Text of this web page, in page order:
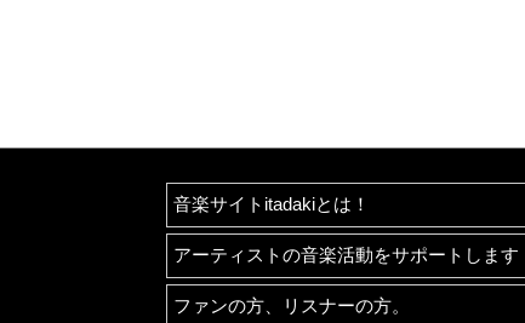
音楽サイトitadakiとは！
アーティストの音楽活動をサポートします
ファンの方、リスナーの方。